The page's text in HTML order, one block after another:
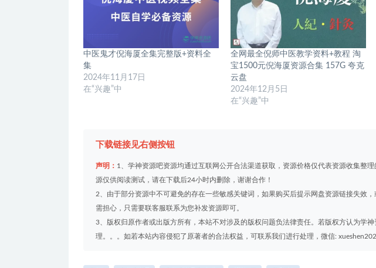
中医鬼才倪海厦全集完整版+资料全
集
2024年11月17日
在“兴趣”中
全网最全倪师中医教学资料+教程 淘
宝1500元倪海厦资源合集 157G 夸克
云盘
2024年12月5日
在“兴趣”中
下载链接见右侧按钮
声明： 1、学神资源吧资源均通过互联网公开合法渠道获取，资源价格仅代表资源收集整
源仅供阅读测试，请在下载后24小时内删除，谢谢合作！
2、由于部分资源中不可避免的存在一些敏感关键词，如果购买后提示网盘资源链接失效
需担心，只需要联客服联系为您补发资源即可。
3、版权归原作者或出版方所有，本站不对涉及的版权问题负法律责任。若版权方认为学
理。。。如若本站内容侵犯了原著者的合法权益，可联系我们进行处理，微信: